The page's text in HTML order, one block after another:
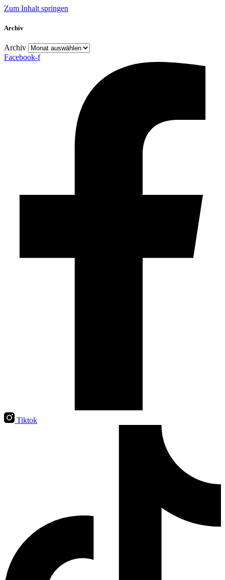
Zum Inhalt springen
Archiv
Archiv
Facebook-f
Tiktok